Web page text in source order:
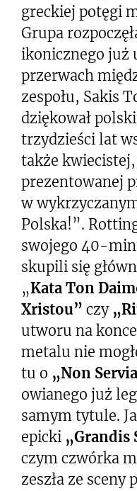
greckiej potęgi
Grupa
ikonicznego już
przerwach
zespołu, Sakis
dziękował
trzydzieści lat
także
prezentowanej
w
Polska!”.
swojego 40-
skupili się
„Kata Ton
Xristou” czy
utworu na
metalu nie
tu o „Non
owianego już
samym tytule.
epicki „Grandis
czym czwórka
zeszła ze sceny